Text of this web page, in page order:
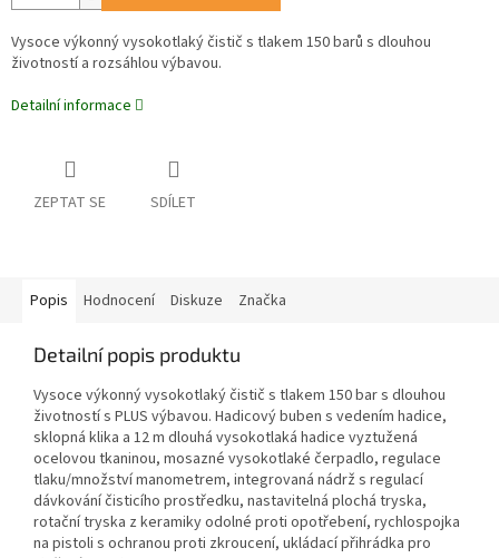
Vysoce výkonný vysokotlaký čistič s tlakem 150 barů s dlouhou
životností a rozsáhlou výbavou.
Detailní informace
ZEPTAT SE SDÍLET
Popis Hodnocení Diskuze Značka
Detailní popis produktu
Vysoce výkonný vysokotlaký čistič s tlakem 150 bar s dlouhou
životností s PLUS výbavou. Hadicový buben s vedením hadice,
sklopná klika a 12 m dlouhá vysokotlaká hadice vyztužená
ocelovou tkaninou, mosazné vysokotlaké čerpadlo, regulace
tlaku/množství manometrem, integrovaná nádrž s regulací
dávkování čisticího prostředku, nastavitelná plochá tryska,
rotační tryska z keramiky odolné proti opotřebení, rychlospojka
na pistoli s ochranou proti zkroucení, ukládací přihrádka pro